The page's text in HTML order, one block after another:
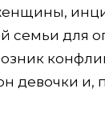
семьи для
девочки и,